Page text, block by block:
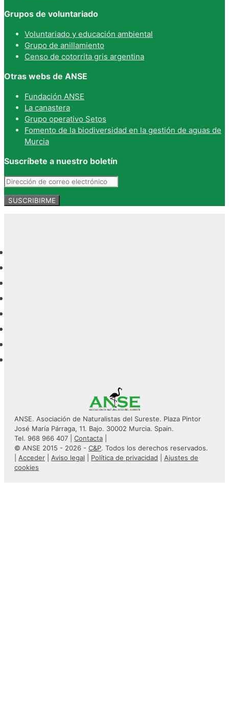
Grupos de voluntariado
Voluntariado y educación ambiental
Grupo de anillamiento
Censo de cotorrita gris argentina
Otras webs de ANSE
Fundación ANSE
La canastera
Grupo operativo Setos
Fomento de la biodiversidad en la gestión de aguas de
Murcia
Suscríbete a nuestro boletín
ANSE. Asociación de Naturalistas del Sureste. Plaza Pintor
José María Párraga, 11. Bajo. 30002 Murcia. Spain.
Tel. 968 966 407 | Contacta
© ANSE 2015 - 2026 - C&P. Todos los derechos reservados.
Acceder Aviso legal Política de privacidad
Ajustes de
cookies